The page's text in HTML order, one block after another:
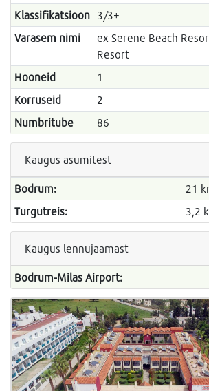
Klassifikatsioon 3/3+
Varasem nimi
ex Serene Beach
Resort
Hooneid
1
Korruseid
2
Numbritube
86
Kaugus asumitest
Bodrum:
21
Turgutreis:
3,2
Kaugus lennujaamast
Bodrum-Milas Airport: